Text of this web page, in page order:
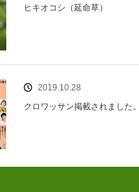
ヒキオコシ（延命草）
2019.10.28
クロワッサン掲載されました。